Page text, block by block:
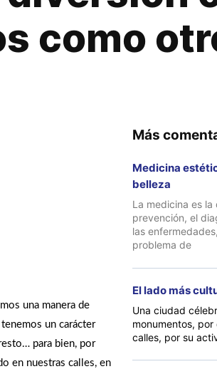
como
una manera de
un carácter
para bien, por
en nuestras calles, en
Más
Medicina
belleza
La medicina es
prevención, el
las
problema de
El lado más
Una ciudad
monumentos,
calles, por su